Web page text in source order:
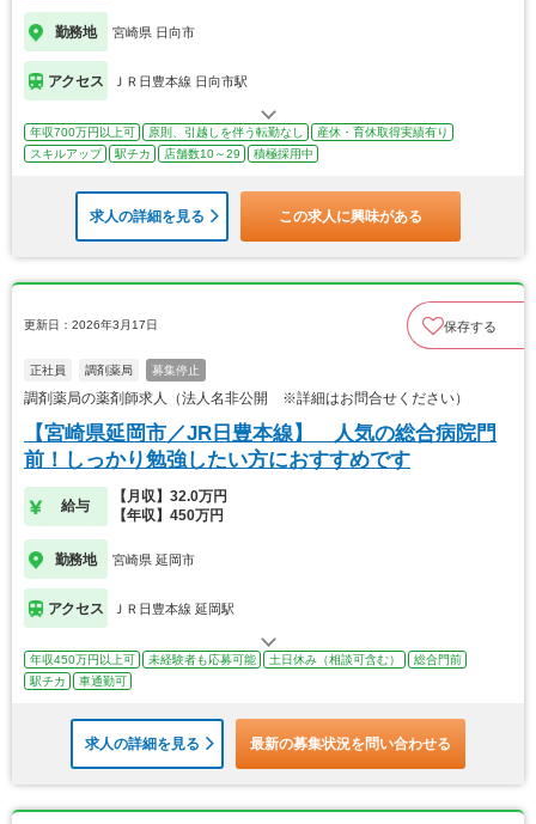
勤務地 宮崎県 日向市
アクセス ＪＲ日豊本線 日向市駅
年収700万円以上可 原則、引越しを伴う転勤なし
産休・育休取得実績有り
スキルアップ
駅チカ 店舗数10～29 積極採用中
求人の詳細を見る この求人に興味がある
更新日：2026年3月17日 保存する
正社員 調剤薬局 募集停止
調剤薬局の薬剤師求人（法人名非公開 ※詳細はお問合せください）
【宮崎県延岡市／JR日豊本線】 人気の総合病院門
前！しっかり勉強したい方におすすめです
給与
【月収】32.0万円
【年収】450万円
勤務地 宮崎県 延岡市
アクセス ＪＲ日豊本線 延岡駅
年収450万円以上可 未経験者も応募可能 土日休み（相談可含む）
総合門前
駅チカ
車通勤可
求人の詳細を見る 最新の募集状況を問い合わせる